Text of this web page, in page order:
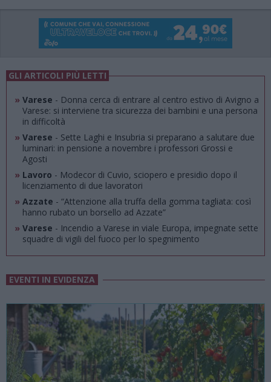
GLI ARTICOLI PIÙ LETTI
» Varese - Donna cerca di entrare al centro estivo di Avigno a
Varese: si interviene tra sicurezza dei bambini e una persona
in difficoltà
» Varese - Sette Laghi e Insubria si preparano a salutare due
luminari: in pensione a novembre i professori Grossi e
Agosti
» Lavoro - Modecor di Cuvio, sciopero e presidio dopo il
licenziamento di due lavoratori
» Azzate - “Attenzione alla truffa della gomma tagliata: così
hanno rubato un borsello ad Azzate”
» Varese - Incendio a Varese in viale Europa, impegnate sette
squadre di vigili del fuoco per lo spegnimento
EVENTI IN EVIDENZA